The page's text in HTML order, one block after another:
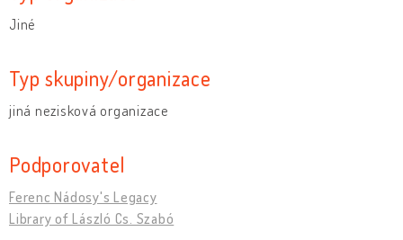
Jiné
Typ skupiny/organizace
jiná nezisková organizace
Podporovatel
Ferenc Nádosy's Legacy
Library of László Cs. Szabó